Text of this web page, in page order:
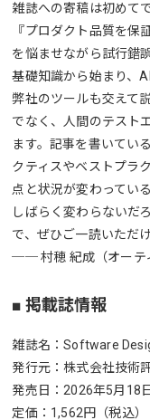
雑誌への寄稿は初めて
『プロダクト品質を保
を悩ませながら試行錯
基礎知識から始まり、
弊社のツールも交えて
でなく、人間のテスト
ます。記事を書いてい
クティスやベストプラ
点と状況が変わってい
しばらく変わらないだ
で、ぜひご一読いただ
── 村穂 紀成（オーテ
■ 掲載誌情報
雑誌名：Software
発行元：株式会社技術
発売日：2026年5月18
定価：1,562円（税込）